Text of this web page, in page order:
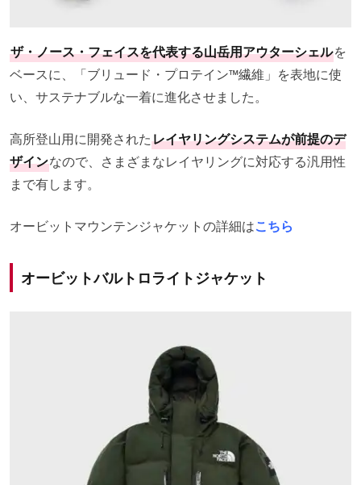
ザ・ノース・フェイスを代表する山岳用アウターシェルを
ベースに、「ブリュード・プロテイン™️繊維」を表地に使
い、サステナブルな一着に進化させました。
高所登山用に開発されたレイヤリングシステムが前提のデ
ザインなので、さまざまなレイヤリングに対応する汎用性
まで有します。
オービットマウンテンジャケットの詳細はこちら
オービットバルトロライトジャケット